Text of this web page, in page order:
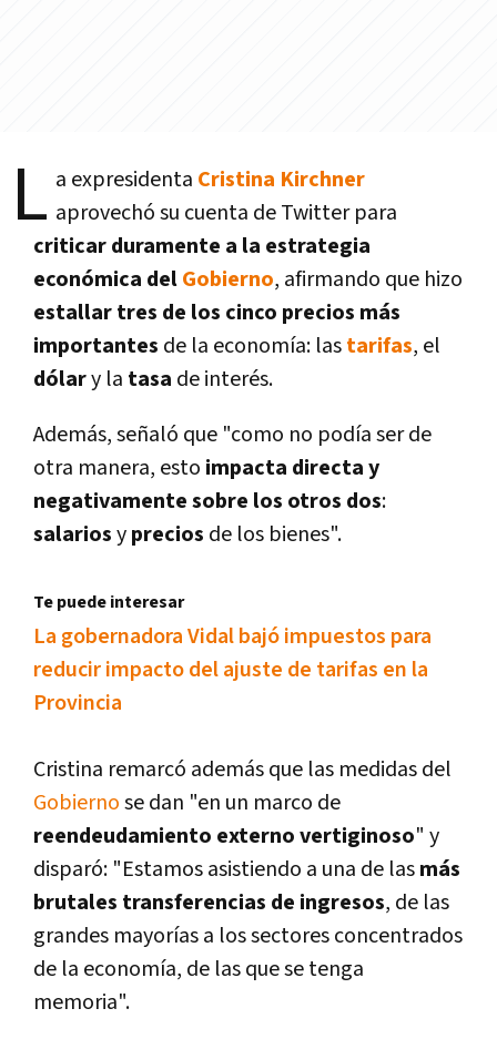
L a expresidenta Cristina Kirchner
aprovechó su cuenta de Twitter para
criticar duramente a la estrategia
económica delGobierno, afirmando que hizo
estallar tres de los cinco precios más
importantes de la economí­a: lastarifas, el
dólary la tasa de interés.
Además, señaló que "como no podí­a ser de
otra manera, esto impacta directa y
negativamente sobre los otros dos:
salariosyprecios de los bienes".
Te puede interesar
La gobernadora Vidal bajó impuestos para
reducir impacto del ajuste de tarifas en la
Provincia
Cristina remarcó además que las medidas del
Gobiernose dan "en un marco de
reendeudamiento externo vertiginoso" y
disparó: "Estamos asistiendo a una de lasmás
brutales transferencias de ingresos, de las
grandes mayorí­as a los sectores concentrados
de la economí­a, de las que se tenga
memoria".